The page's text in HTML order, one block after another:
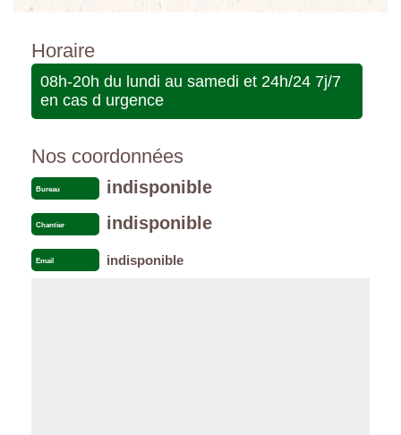
Horaire
08h-20h du lundi au samedi et 24h/24 7j/7
en cas d urgence
Nos coordonnées
Bureau indisponible
Chantier indisponible
Email indisponible